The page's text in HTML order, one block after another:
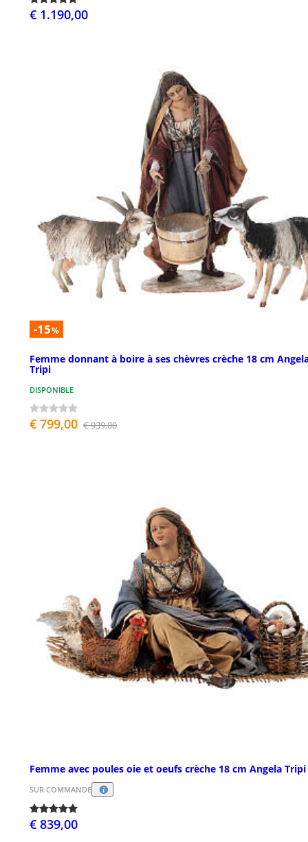
€ 1.190,00
-15%
Femme donnant à boire à ses chèvres crèche 18 cm
Tripi
DISPONIBLE
€ 799,00 € 939,00
Femme avec poules oie et oeufs crèche 18 cm Angela Tripi
SUR COMMANDE
€ 839,00